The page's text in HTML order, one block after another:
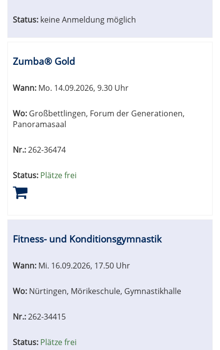
Status: keine Anmeldung möglich
Zumba® Gold
Wann: Mo. 14.09.2026, 9.30 Uhr
Wo: Großbettlingen, Forum der Generationen,
Panoramasaal
Nr.:262-36474
Status: Plätze frei
Fitness- und Konditionsgymnastik
Wann: Mi. 16.09.2026, 17.50 Uhr
Wo: Nürtingen, Mörikeschule, Gymnastikhalle
Nr.:262-34415
Status: Plätze frei